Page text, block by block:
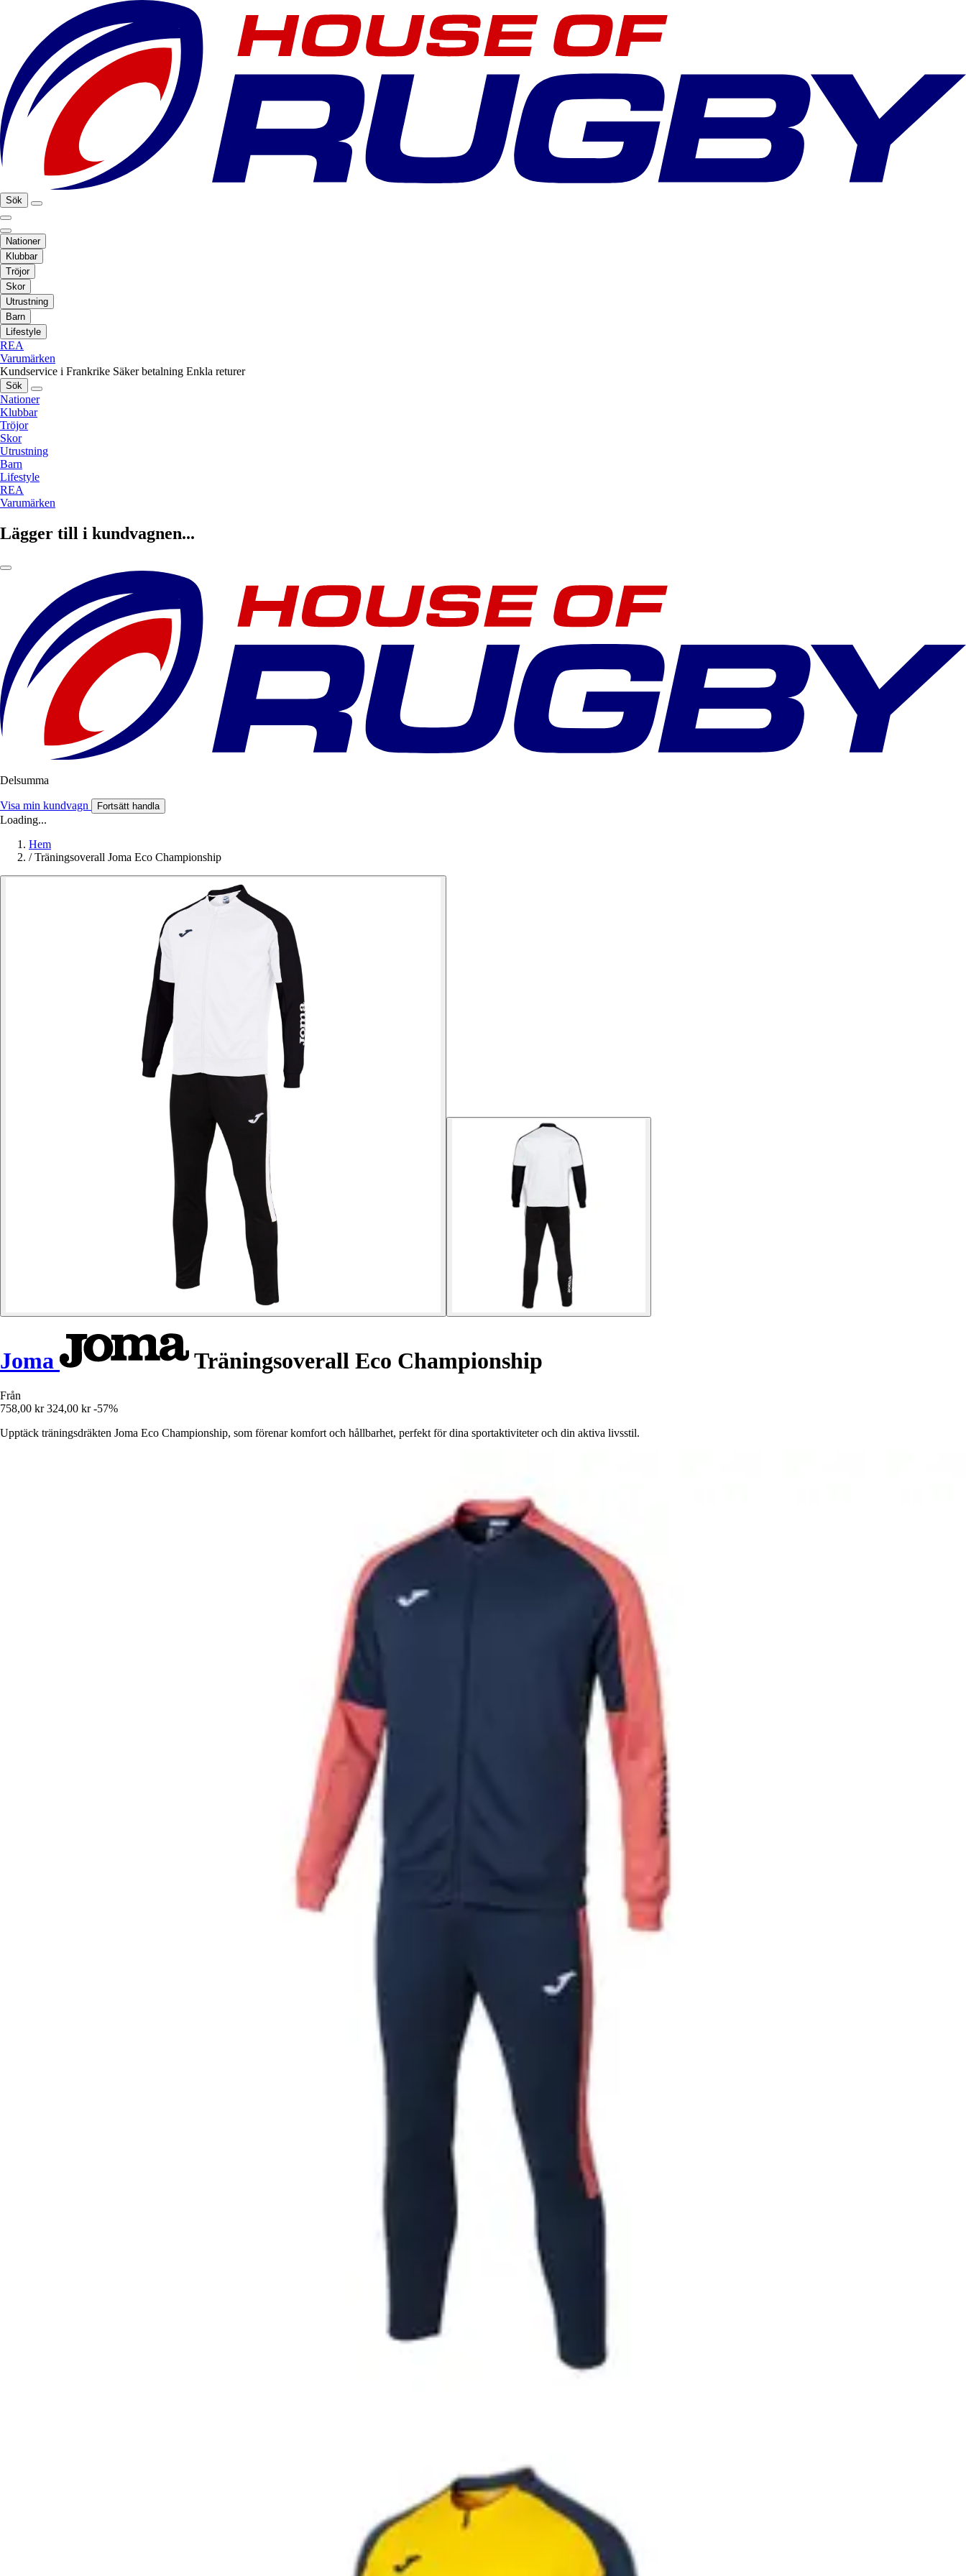
Sök
Nationer
Klubbar
Tröjor
Skor
Utrustning
Barn
Lifestyle
REA
Varumärken
Kundservice i Frankrike Säker betalning Enkla returer
Sök
Nationer
Klubbar
Tröjor
Skor
Utrustning
Barn
Lifestyle
REA
Varumärken
Lägger till i kundvagnen...
Delsumma
Visa min kundvagn Fortsätt handla
Loading...
Hem
/ Träningsoverall Joma Eco Championship
Joma Träningsoverall Eco Championship
Från
758,00 kr 324,00 kr -57%
Upptäck träningsdräkten Joma Eco Championship, som förenar komfort och hållbarhet, perfekt för dina sportaktiviteter och din aktiva livsstil.